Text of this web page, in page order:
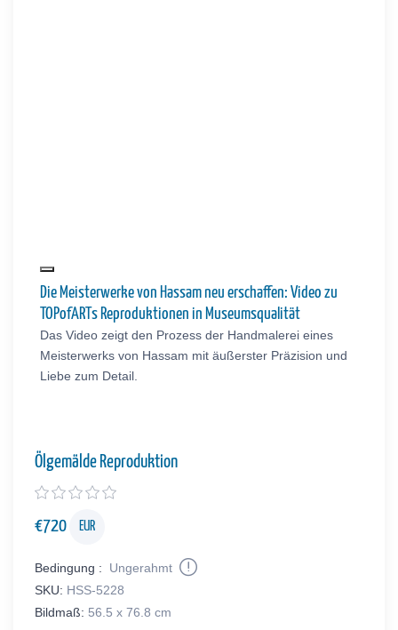
Die Meisterwerke von Hassam neu erschaffen: Video zu
TOPofARTs Reproduktionen in Museumsqualität
Das Video zeigt den Prozess der Handmalerei eines
Meisterwerks von Hassam mit äußerster Präzision und
Liebe zum Detail.
Ölgemälde Reproduktion
€720 EUR
Bedingung :
Ungerahmt
SKU: HSS-5228
Bildmaß: 56.5 x 76.8 cm